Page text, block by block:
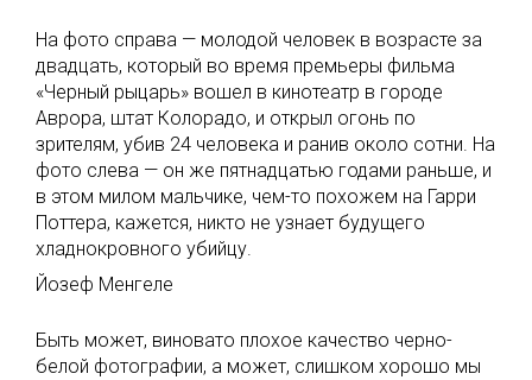
На фото справа — молодой человек в возрасте за
двадцать, который во время премьеры фильма
«Черный рыцарь» вошел в кинотеатр в городе
Аврора, штат Колорадо, и открыл огонь по
зрителям, убив 24 человека и ранив около сотни. На
фото слева — он же пятнадцатью годами раньше, и
в этом милом мальчике, чем-то похожем на Гарри
Поттера, кажется, никто не узнает будущего
хладнокровного убийцу.
Йозеф Менгеле
Быть может, виновато плохое качество черно-
белой фотографии, а может, слишком хорошо мы